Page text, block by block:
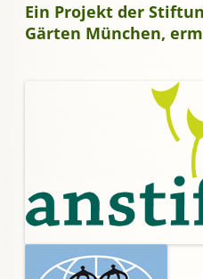
Ein Projekt der
Gärten München,